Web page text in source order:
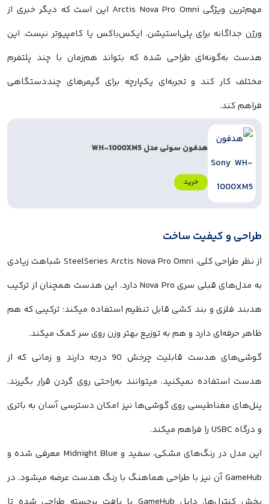
مهم‌ترین ویژگی Arctis Nova Pro Omni این است که دیگر خبری از
ورژن جداگانه برای پلی‌استیشن، ایکس‌باکس یا کامپیوتر نیست. این
هدست به‌گونه‌ای طراحی شده که بتواند هم‌زمان با چند پلتفرم
مختلف کار کند و تجربه‌ای یکپارچه برای گیمرهای چنددستگاهی
فراهم کند.
هدفون سونی مدل WH-1000XM5
خرید
طراحی و کیفیت ساخت
از نظر طراحی کلی، SteelSeries Arctis Nova Pro Omni شباهت زیادی
به مدل‌های قبلی سری Nova Pro دارد. این هدست همچنان از ترکیب
هدبند فلزی و بند کشی قابل تنظیم استفاده میکند؛ ترکیبی که هم
ظاهر حرفه‌ای دارد و هم به توزیع بهتر وزن روی سر کمک میکند.
گوشی‌های هدست قابلیت چرخش 90 درجه دارند و زمانی که از
هدست استفاده نمیکنید، میتوانند به‌راحتی روی گردن قرار بگیرند.
پنل‌های مغناطیسی روی گوشی‌ها نیز امکان دسترسی آسان به باتری
و درگاه USBC را فراهم میکند.
این مدل در رنگ‌های مشکی، سفید و Midnight Blue معرفی شده و
GameHub آن نیز با طراحی هماهنگ با رنگ هدست عرضه میشود. در